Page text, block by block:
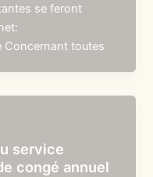
se feront
Concernant toutes
service
congé annuel